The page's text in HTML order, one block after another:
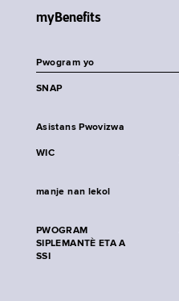
myBenefits
Pwogram yo
SNAP
Asistans Pwovizwa
WIC
manje nan lekol
PWOGRAM
SIPLEMANTÈ ETA A
SSI